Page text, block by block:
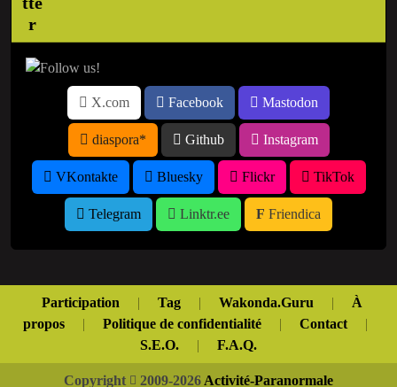
X.com Facebook Mastodon
diaspora* Github Instagram
VKontakte Bluesky Flickr TikTok
Telegram Linktr.ee Friendica
Participation | Tag | Wakonda.Guru |
À
propos
| Politique de confidentialité | Contact
|
S.E.O.
| F.A.Q.
Copyright 2009-2026 Activité-Paranormale